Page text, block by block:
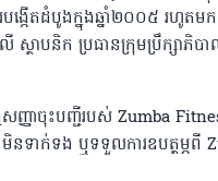
កើតដំបូងក្នុងឆ្នាំ២០០៥ រហូតមក
ថាបនិក ប្រធានក្រុមប្រឹក្សាភិប
ញាចុះបញ្ជីរបស់ Zumba
មិនទាក់ទង ឬទទួលការឧបត្ថម្ភពី